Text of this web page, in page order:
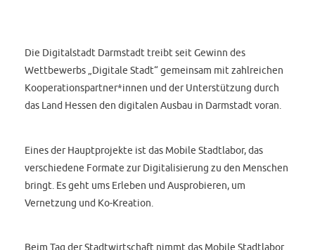
Die Digitalstadt Darmstadt treibt seit Gewinn des
Wettbewerbs „Digitale Stadt“ gemeinsam mit zahlreichen
Kooperationspartner*innen und der Unterstützung durch
das Land Hessen den digitalen Ausbau in Darmstadt voran.
Eines der Hauptprojekte ist das Mobile Stadtlabor, das
verschiedene Formate zur Digitalisierung zu den Menschen
bringt. Es geht ums Erleben und Ausprobieren, um
Vernetzung und Ko-Kreation.
Beim Tag der Stadtwirtschaft nimmt das Mobile Stadtlabor